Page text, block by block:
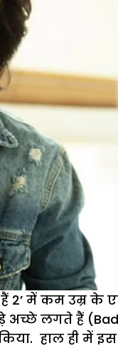
हैं 2’ में कम उम्र
अच्छे लगते हैं
हाल ही में